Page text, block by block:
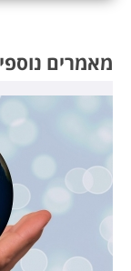
מאמרים